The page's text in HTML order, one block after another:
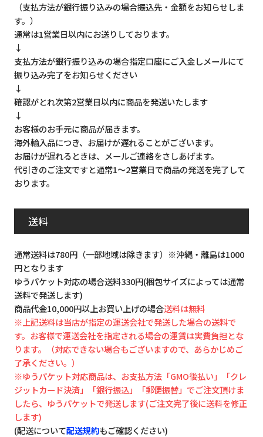
（支払方法が銀行振り込みの場合振込先・金額をお知らせしま
す。）
通常は1営業日以内にお送りしております。
↓
支払方法が銀行振り込みの場合指定口座にご入金しメールにて
振り込み完了をお知らせください
↓
確認がとれ次第2営業日以内に商品を発送いたします
↓
お客様のお手元に商品が届きます。
海外輸入品につき、お届けが遅れることがございます。
お届けが遅れるときは、メールご連絡をさしあげます。
代引きのご注文ですと通常1～2営業日で商品の発送を完了して
おります。
送料
通常送料は780円（一部地域は除きます）※沖縄・離島は1000
円となります
ゆうパケット対応の場合送料330円(梱包サイズによっては通常
送料で発送します)
商品代金10,000円以上お買い上げの場合送料は無料
※上記送料は当店が指定の運送会社で発送した場合の送料で
す。お客様で運送会社を指定される場合の運賃は実費負担とな
ります。（対応できない場合もございますので、あらかじめご
了承ください。）
※ゆうパケット対応商品は、お支払方法「GMO後払い」「クレ
ジットカード決済」「銀行振込」「郵便振替」でご注文頂けま
したら、ゆうパケットで発送します(ご注文完了後に送料を修正
します)
(配送について配送規約もご確認ください)